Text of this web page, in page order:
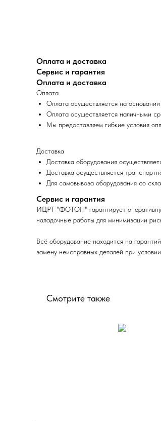
Оплата и доставка
Сервис и гарантия
Оплата и доставка
Оплата
Оплата осуществляется на
Оплата осуществляется наличными
Мы предоставляем гибкие условия
Доставка
Доставка оборудования
Доставка осуществляется
Для самовывоза оборудования со
Сервис и гарантия
ИЦРТ "ФОТОН" гарантирует
наладочные работы для минимизации
Всё оборудование находится на
замену неисправных деталей при
Смотрите также